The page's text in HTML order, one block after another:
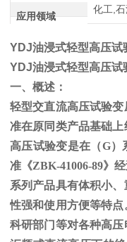
应用领域
化工,
YDJ油浸式轻型高压试
YDJ油浸式轻型高压试
一、概述：
轻型交直流高压试验
准在原同类产品基础
高压试验变是在（G）
准《ZBK-41006-89》
系列产品具有体积小
性强和使用方便等特点
科研部门等对各种高